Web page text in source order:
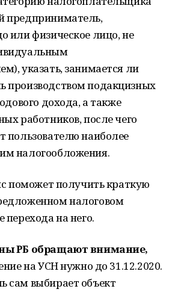
предприниматель,
или физическое лицо, не
указать, занимается ли
производством подакцизных
дохода, а также
работников, после чего
пользователю наиболее
налогообложения.
поможет получить краткую
налоговом
на него.
РБ обращают внимание,
на УСН нужно до 31.12.2020.
сам выбирает объект